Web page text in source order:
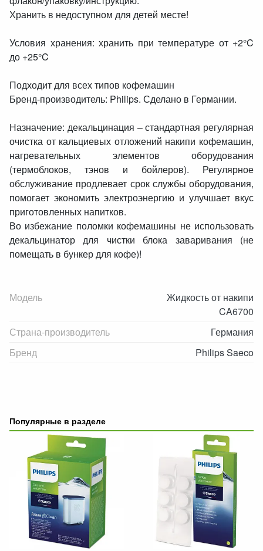
Хранить в недоступном для детей месте!
Условия хранения: хранить при температуре от +2°C
до +25°C
Подходит для всех типов кофемашин
Бренд-производитель: Philips. Сделано в Германии.
Назначение: декальцинация – стандартная регулярная
очистка от кальциевых отложений накипи кофемашин,
нагревательных элементов оборудования
(термоблоков, тэнов и бойлеров). Регулярное
обслуживание продлевает срок службы оборудования,
помогает экономить электроэнергию и улучшает вкус
приготовленных напитков.
Во избежание поломки кофемашины не использовать
декальцинатор для чистки блока заваривания (не
помещать в бункер для кофе)!
Модель
Жидкость от накипи
CA6700
Страна-производитель
Германия
Бренд
Philips Saeco
Популярные в разделе